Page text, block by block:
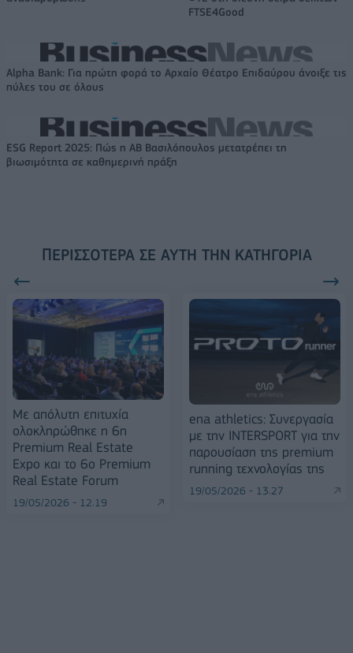
FTSE4Good
Alpha Bank: Για πρώτη φορά το Αρχαίο Θέατρο Επιδαύρου άνοιξε τις
πύλες του σε όλους
ESG Report 2025: Πώς η ΑΒ Βασιλόπουλος μετατρέπει τη
βιωσιμότητα σε καθημερινή πράξη
ΠΕΡΙΣΣΌΤΕΡΑ ΣΕ ΑΥΤΉ ΤΗΝ ΚΑΤΗΓΟΡΊΑ
Με απόλυτη επιτυχία
ολοκληρώθηκε η 6η
Premium Real Estate
Expo και το 6ο Premium
Real Estate Forum
19/05/2026 - 12:19
ena athletics: Συνεργασία
με την INTERSPORT για την
παρουσίαση της premium
running τεχνολογίας της
19/05/2026 - 13:27